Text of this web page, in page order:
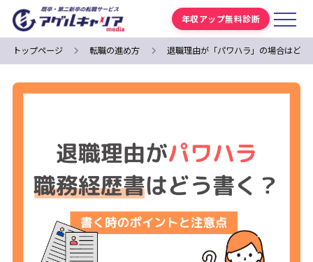
年収アップ無料診断
トップページ 転職の進め方 退職理由が「パワハラ」の場合はど